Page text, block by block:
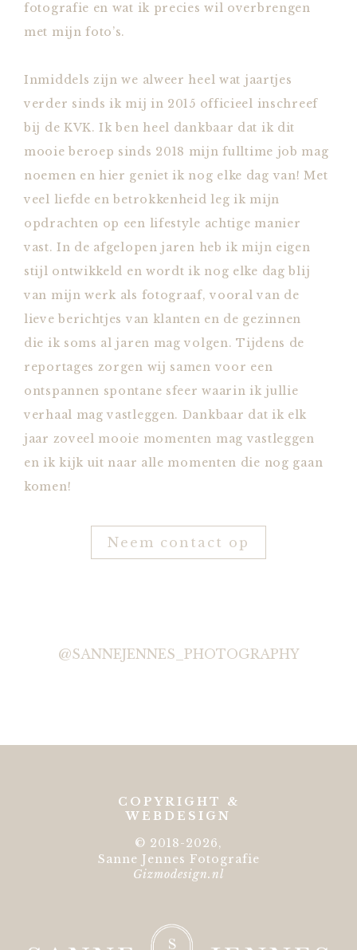
fotografie en wat ik precies wil overbrengen
met mijn foto’s.
Inmiddels zijn we alweer heel wat jaartjes
verder sinds ik mij in 2015 officieel inschreef
bij de KVK. Ik ben heel dankbaar dat ik dit
mooie beroep sinds 2018 mijn fulltime job mag
noemen en hier geniet ik nog elke dag van! Met
veel liefde en betrokkenheid leg ik mijn
opdrachten op een lifestyle achtige manier
vast. In de afgelopen jaren heb ik mijn eigen
stijl ontwikkeld en wordt ik nog elke dag blij
van mijn werk als fotograaf, vooral van de
lieve berichtjes van klanten en de gezinnen
die ik soms al jaren mag volgen. Tijdens de
reportages zorgen wij samen voor een
ontspannen spontane sfeer waarin ik jullie
verhaal mag vastleggen. Dankbaar dat ik elk
jaar zoveel mooie momenten mag vastleggen
en ik kijk uit naar alle momenten die nog gaan
komen!
Neem contact op
@SANNEJENNES_PHOTOGRAPHY
COPYRIGHT &
WEBDESIGN
© 2018-2026,
Sanne Jennes Fotografie
Gizmodesign.nl